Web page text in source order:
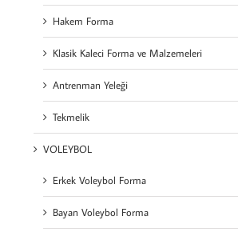
Hakem Forma
Klasik Kaleci Forma ve Malzemeleri
Antrenman Yeleği
Tekmelik
VOLEYBOL
Erkek Voleybol Forma
Bayan Voleybol Forma